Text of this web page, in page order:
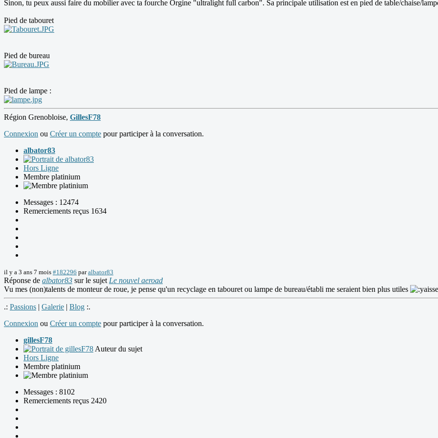
Sinon, tu peux aussi faire du mobilier avec ta fourche Orgine "ultralight full carbon". Sa principale utilisation est en pied de table/chaise/
Pied de tabouret
Pied de bureau
Pied de lampe :
Région Grenobloise, GillesF78
Connexion ou Créer un compte pour participer à la conversation.
albator83
Hors Ligne
Membre platinium
Messages : 12474
Remerciements reçus 1634
il y a 3 ans 7 mois #182296 paralbator83
Réponse de albator83 sur le sujet Le nouvel aeroad
Vu mes (non)talents de monteur de roue, je pense qu'un recyclage en tabouret ou lampe de bureau/établi me seraient bien plus utiles
.: Passions | Galerie | Blog :.
Connexion ou Créer un compte pour participer à la conversation.
gillesF78
Auteur du sujet
Hors Ligne
Membre platinium
Messages : 8102
Remerciements reçus 2420